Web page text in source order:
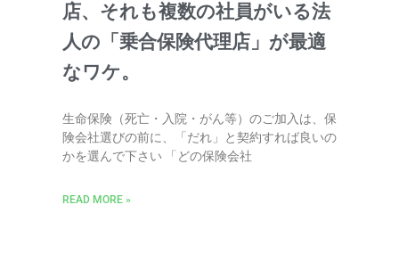
店、それも複数の社員がいる法
人の「乗合保険代理店」が最適
なワケ。
生命保険（死亡・入院・がん等）のご加入は、保
険会社選びの前に、「だれ」と契約すれば良いの
かを選んで下さい 「どの保険会社
READ MORE »